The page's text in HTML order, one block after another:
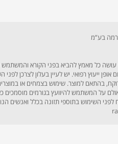
בע”מ
כל מאמץ להביא בפני הקורא והמשתמש
אופן ייעוץ רפואי. יש לעיין בעלון לצרכן
רוקח, בהתאם למוצר. שימוש בצמחים או
על המשתמש להיוועץ בגורמים